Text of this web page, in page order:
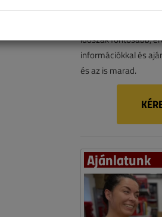
hírforrás. Vegye
havonta kétszer
időszak fontosabb,
információkkal és
és az is marad.
Ajánlatunk